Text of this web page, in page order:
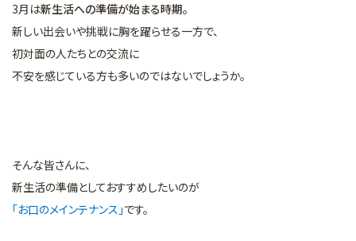
3月は新生活への準備が始まる時期。
新しい出会いや挑戦に胸を躍らせる一方で、
初対面の人たちとの交流に
不安を感じている方も多いのではないでしょうか。
そんな皆さんに、
新生活の準備としておすすめしたいのが
「お口のメインテナンス」です。